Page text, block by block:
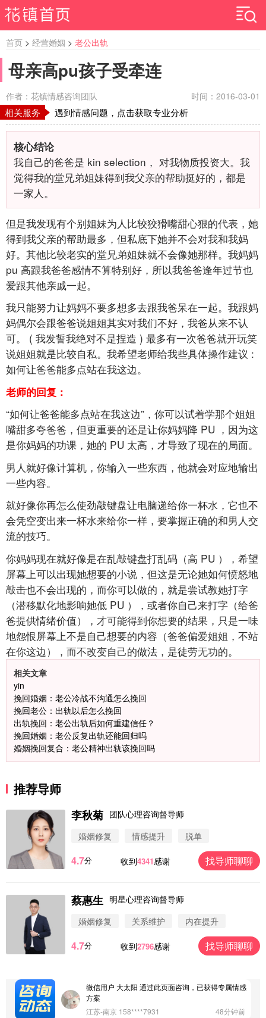
首页 > 经营婚姻 > 老公出轨
母亲高pu孩子受牵连
作者：花镇情感咨询团队 时间：2016-03-01
相关服务 遇到情感问题，点击获取专业分析
核心结论
我自己的爸爸是 kin selection， 对我物质投资大。我
觉得我的堂兄弟姐妹得到我父亲的帮助挺好的，都是
一家人。
但是我发现有个别姐妹为人比较狡猾嘴甜心狠的代表，她
得到我父亲的帮助最多，但私底下她并不会对我和我妈
好。其他比较老实的堂兄弟姐妹就不会像她那样。我妈妈
pu 高跟我爸爸感情不算特别好，所以我爸爸逢年过节也
爱跟其他亲戚一起。
我只能努力让妈妈不要多想多去跟我爸呆在一起。我跟妈
妈偶尔会跟爸爸说姐姐其实对我们不好，我爸从来不认
可。 ( 我发誓我绝对不是捏造 ) 最多有一次爸爸就开玩笑
说姐姐就是比较自私。我希望老师给我些具体操作建议 :
如何让爸爸能多点站在我这边。
老师的回复：
“如何让爸爸能多点站在我这边”，你可以试着学那个姐姐
嘴甜多夸爸爸，但更重要的还是让你妈妈降 PU ，因为这
是你妈妈的功课，她的 PU 太高，才导致了现在的局面。
男人就好像计算机，你输入一些东西，他就会对应地输出
一些内容。
就好像你再怎么使劲敲键盘让电脑递给你一杯水，它也不
会凭空变出来一杯水来给你一样，要掌握正确的和男人交
流的技巧。
你妈妈现在就好像是在乱敲键盘打乱码（高 PU ），希望
屏幕上可以出现她想要的小说，但这是无论她如何愤怒地
敲击也不会出现的，而你可以做的，就是尝试教她打字
（潜移默化地影响她低 PU ），或者你自己来打字（给爸
爸提供情绪价值），才可能得到你想要的结果，只是一味
地怨恨屏幕上不是自己想要的内容（爸爸偏爱姐姐，不站
在你这边），而不改变自己的做法，是徒劳无功的。
相关文章
yin
挽回婚姻：老公冷战不沟通怎么挽回
挽回老公：出轨以后怎么挽回
出轨挽回：老公出轨后如何重建信任？
挽回婚姻：老公反复出轨还能回归吗
婚姻挽回复合：老公精神出轨该挽回吗
推荐导师
李秋菊 团队心理咨询督导师
婚姻修复
情感提升 脱单
4.7分 收到4341感谢 找导师聊聊
蔡惠生 明星心理咨询督导师
婚姻修复
关系维护 内在提升
4.7分 收到2796感谢 找导师聊聊
微信用户 圆圈 通过此页面咨询，已获得专属情感方
案
微信用户 Vnno 通过此页面咨询，已获得专属情感方
微信用户 大太阳 通过此页面咨询，已获得专属情感
方案
江苏-南京 158****7931
48分钟前